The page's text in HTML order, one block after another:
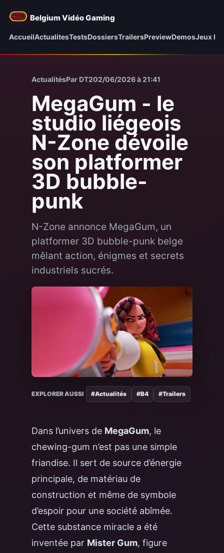
Belgium Vidéo Gaming
AccueilActualitesTestsDossiersTrailersPreviewDemosJeux
ActualitésPar DT202/06/2026 à 21:41
MegaGum - le
studio liégeois
N-Zone dévoile
son platformer
3D bubble-
punk
N-Zone annonce MegaGum, un
platformer 3D bubble-punk belge
mêlant action, énigmes et secrets
industriels sucrés.
EXPLORER AUSSI #Actualités #B4 #Trailers
Dans l’univers de MegaGum, le
chewing-gum n’est pas une simple
friandise. Il sert de source d’énergie
principale, de matériau de
construction et même de symbole
d’espoir pour une société abîmée.
Cette substance miracle a été
inventée par Mister Gum, figure